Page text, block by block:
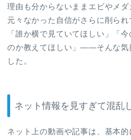
理由も分からないままエビやメダ
元々なかった自信がさらに削られ
「誰か横で見ていてほしい」「
のか教えてほしい」——そんな気
した。
ネット情報を見すぎて混乱
ネット上の動画や記事は、基本